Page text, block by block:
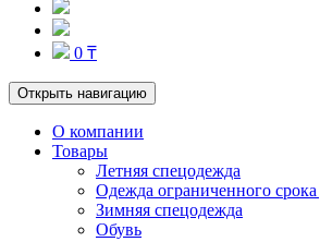
0 ₸
Открыть навигацию
О компании
Товары
Летняя спецодежда
Одежда ограниченного срока
Зимняя спецодежда
Обувь